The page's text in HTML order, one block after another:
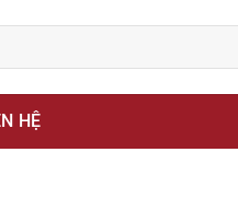
những công ty sản xuất
HỆ